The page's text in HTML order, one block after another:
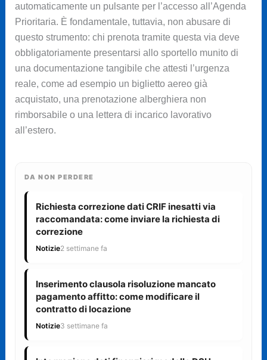
automaticamente un pulsante per l’accesso all’Agenda
Prioritaria. È fondamentale, tuttavia, non abusare di
questo strumento: chi prenota tramite questa via deve
obbligatoriamente presentarsi allo sportello munito di
una documentazione tangibile che attesti l’urgenza
reale, come ad esempio un biglietto aereo già
acquistato, una prenotazione alberghiera non
rimborsabile o una lettera di incarico lavorativo
all’estero.
DA NON PERDERE
Richiesta correzione dati CRIF inesatti via
raccomandata: come inviare la richiesta di
correzione
Notizie2 settimane fa
Inserimento clausola risoluzione mancato
pagamento affitto: come modificare il
contratto di locazione
Notizie3 settimane fa